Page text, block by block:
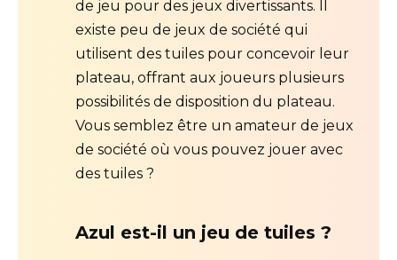
de jeu pour des jeux divertissants. Il
existe peu de jeux de société qui
utilisent des tuiles pour concevoir leur
plateau, offrant aux joueurs plusieurs
possibilités de disposition du plateau.
Vous semblez être un amateur de jeux
de société où vous pouvez jouer avec
des tuiles ?
Azul est-il un jeu de tuiles ?